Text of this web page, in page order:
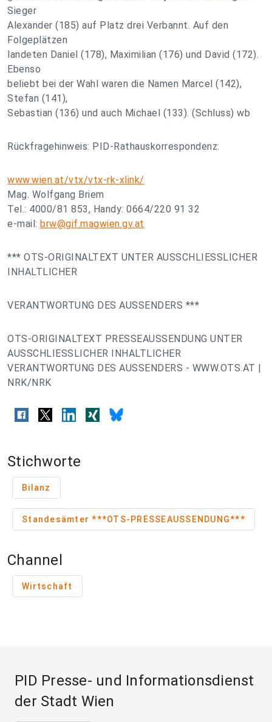
Sieger
Alexander (185) auf Platz drei Verbannt. Auf den
Folgeplätzen
landeten Daniel (178), Maximilian (176) und David (172).
Ebenso
beliebt bei der Wahl waren die Namen Marcel (142),
Stefan (141),
Sebastian (136) und auch Michael (133). (Schluss) wb
Rückfragehinweis: PID-Rathauskorrespondenz:
www.wien.at/vtx/vtx-rk-xlink/
Mag. Wolfgang Briem
Tel.: 4000/81 853, Handy: 0664/220 91 32
e-mail: brw@gif.magwien.gv.at
*** OTS-ORIGINALTEXT UNTER AUSSCHLIESSLICHER
INHALTLICHER
VERANTWORTUNG DES AUSSENDERS ***
OTS-ORIGINALTEXT PRESSEAUSSENDUNG UNTER
AUSSCHLIESSLICHER INHALTLICHER
VERANTWORTUNG DES AUSSENDERS - WWW.OTS.AT |
NRK/NRK
Stichworte
Bilanz
Standesämter ***OTS-PRESSEAUSSENDUNG***
Channel
Wirtschaft
PID Presse- und Informationsdienst
der Stadt Wien